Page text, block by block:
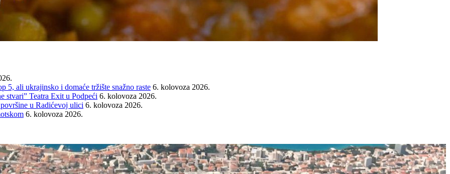
ali ukrajinsko i domaće tržište snažno raste 6. kolovoza 2026.
stvari” Teatra Exit u Podpeći 6. kolovoza 2026.
u Radićevoj ulici 6. kolovoza 2026.
6. kolovoza 2026.